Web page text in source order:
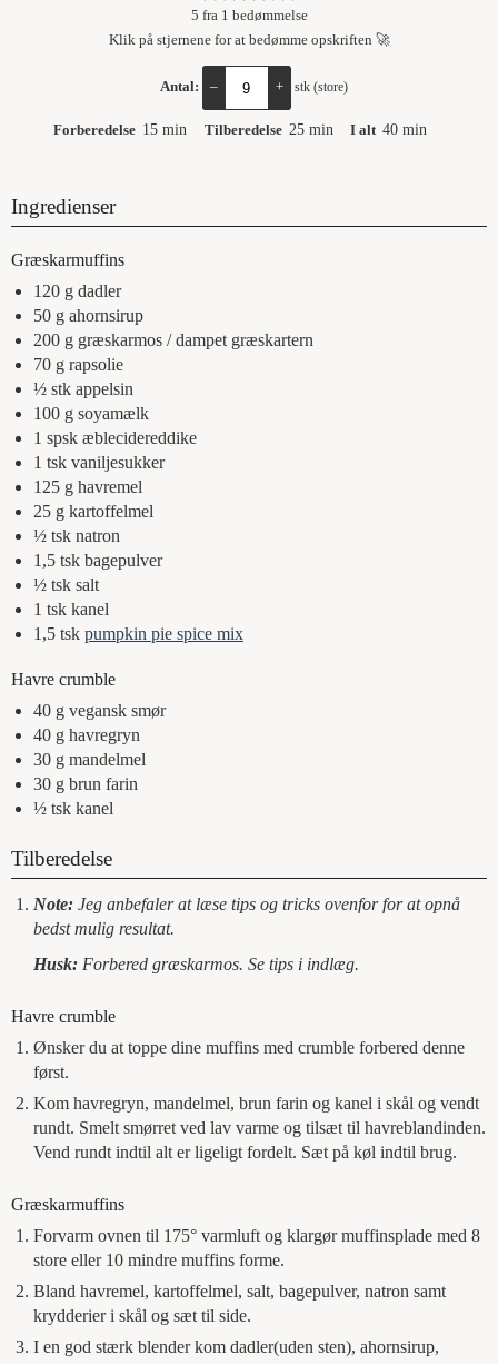
5 fra 1 bedømmelse
Klik på stjernene for at bedømme opskriften 🚀
Antal: – + stk (store)
Forberedelse 15 min Tilberedelse 25 min I alt 40 min
Ingredienser
Græskarmuffins
120 g dadler
50 g ahornsirup
200 g græskarmos / dampet græskartern
70 g rapsolie
½ stk appelsin
100 g soyamælk
1 spsk æblecidereddike
1 tsk vaniljesukker
125 g havremel
25 g kartoffelmel
½ tsk natron
1,5 tsk bagepulver
½ tsk salt
1 tsk kanel
1,5 tsk pumpkin pie spice mix
Havre crumble
40 g vegansk smør
40 g havregryn
30 g mandelmel
30 g brun farin
½ tsk kanel
Tilberedelse
Note: Jeg anbefaler at læse tips og tricks ovenfor for at opnå
bedst mulig resultat.
Husk: Forbered græskarmos. Se tips i indlæg.
Havre crumble
Ønsker du at toppe dine muffins med crumble forbered denne
først.
Kom havregryn, mandelmel, brun farin og kanel i skål og vendt
rundt. Smelt smørret ved lav varme og tilsæt til havreblandinden.
Vend rundt indtil alt er ligeligt fordelt. Sæt på køl indtil brug.
Græskarmuffins
Forvarm ovnen til 175° varmluft og klargør muffinsplade med 8
store eller 10 mindre muffins forme.
Bland havremel, kartoffelmel, salt, bagepulver, natron samt
krydderier i skål og sæt til side.
I en god stærk blender kom dadler(uden sten), ahornsirup,